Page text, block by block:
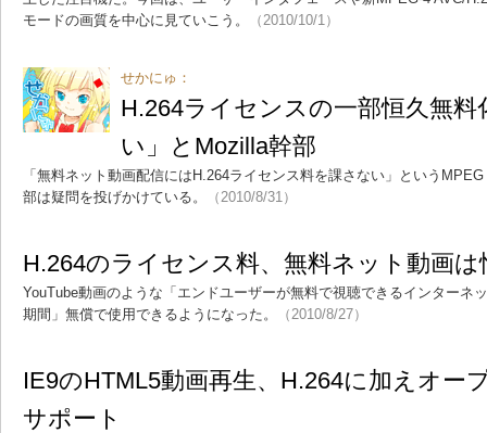
モードの画質を中心に見ていこう。
（2010/10/1）
せかにゅ：
H.264ライセンスの一部恒久無
い」とMozilla幹部
「無料ネット動画配信にはH.264ライセンス料を課さない」という
部は疑問を投げかけている。
（2010/8/31）
H.264のライセンス料、無料ネット動画
YouTube動画のような「エンドユーザーが無料で視聴できるインターネ
期間」無償で使用できるようになった。
（2010/8/27）
IE9のHTML5動画再生、H.264に加えオー
サポート